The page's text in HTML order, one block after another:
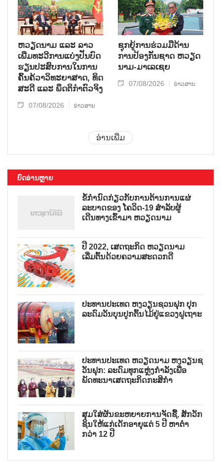
ຫວຽດ​ນາມ ແລະ ລາວ​
ເພີ່ມ​ທະ​ວີ​ການ​ແບ່​ງ​ປັນ​ບົດ​
ຮຽນ​ປະ​ສົບ​ການ​ໃນ​ການ​
ຄົ້ນ​ຄ້​ວາ​ວິ​ທະ​ຍາ​ສາດ, ທິດ​
ສະ​ດີ ແລະ ພຶດ​ຕິ​ກຳຕົວ​ຈິງ
07/08/2026 ຂ່າວສານ
ຊຸກ​ຍູ້​ການ​ຮ່ວມ​ມື​ດ້ານ​
ການ​ປ້ອງ​ກັນ​ຊາດ ຫວຽດ​
ນາມ-ມາ​ເລ​ເຊຍ
07/08/2026 ຂ່າວສານ
ອ່ານເພີ່ມ
ບົດອ່ານຫຼາຍ
ຂໍ້ກຳນົດກ່ຽວກັບການຕ້ານການແຜ່
ລະບາດຂອງ ໂຄວິດ-19 ສຳລັບຜູ້
ເດີນທາງເຂົ້າມາ ຫວຽດນາມ
ປີ 2022, ເສດຖະກິດ ຫວຽດນາມ
ເລີ່ມຕົ້ນດ້ວຍຄວາມສະດວກດີ
ປະທານປະເທດ ຫງວຽນຊວນຟຸກ ປຸກ
ລະດົມວັນບຸນປູກຕົ້ນໄມ້ຢູ່ແຂວງຝູເຖາະ
ປະທານປະເທດ ຫວຽດນາມ ຫງວຽນຊ
ວັນຟຸກ: ລະດົມທຸກແຫຼ່ງກຳລັງເພື່ອ
ພັດທະນາເສດຖະກິດກະສິກຳ
ສຸມໃສ່ຜັນຂະຫຍາຍການຈັດຊື້, ສັກວັກ
ຊິນໃຫ້ແກ່ເດັກອາຍຸແຕ່ 5 ປີ ຫາຕ່ຳ
ກວ່າ 12 ປີ